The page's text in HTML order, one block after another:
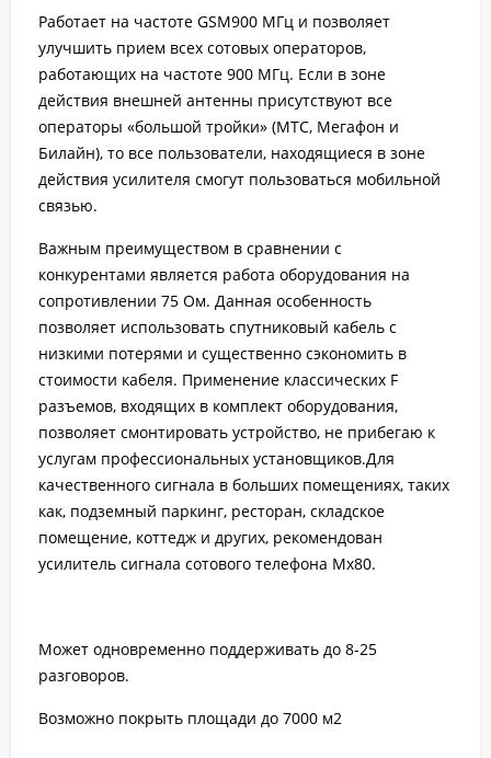
Работает на частоте GSM900 МГц и позволяет
улучшить прием всех сотовых операторов,
работающих на частоте 900 МГц. Если в зоне
действия внешней антенны присутствуют все
операторы «большой тройки» (МТС, Мегафон и
Билайн), то все пользователи, находящиеся в зоне
действия усилителя смогут пользоваться мобильной
связью.
Важным преимуществом в сравнении с
конкурентами является работа оборудования на
сопротивлении 75 Ом. Данная особенность
позволяет использовать спутниковый кабель с
низкими потерями и существенно сэкономить в
стоимости кабеля. Применение классических F
разъемов, входящих в комплект оборудования,
позволяет смонтировать устройство, не прибегаю к
услугам профессиональных установщиков.Для
качественного сигнала в больших помещениях, таких
как, подземный паркинг, ресторан, складское
помещение, коттедж и других, рекомендован
усилитель сигнала сотового телефона Mx80.
Может одновременно поддерживать до 8-25
разговоров.
Возможно покрыть площади до 7000 м2